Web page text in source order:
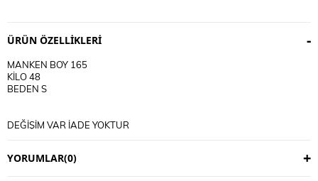
ÜRÜN ÖZELLIKLERI
MANKEN BOY 165
KİLO 48
BEDEN S
DEĞİŞİM VAR İADE YOKTUR
YORUMLAR(0)